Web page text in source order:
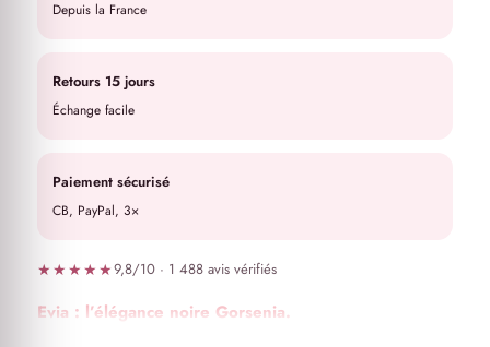
Depuis la France
Retours 15 jours
Échange facile
Paiement sécurisé
CB, PayPal, 3×
★★★★★9,8/10 · 1 488 avis vérifiés
Evia : l’élégance noire Gorsenia.